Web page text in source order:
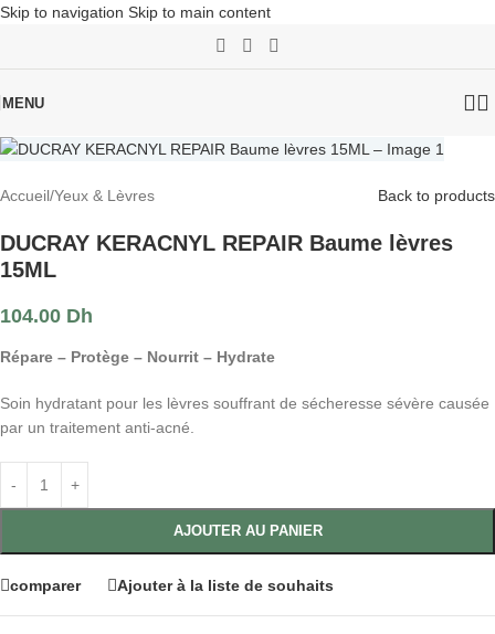
Skip to navigation Skip to main content
MENU
Accueil/Yeux & Lèvres Back to products
DUCRAY KERACNYL REPAIR Baume lèvres
15ML
104.00 Dh
Répare – Protège – Nourrit – Hydrate
Soin hydratant pour les lèvres souffrant de sécheresse sévère causée
par un traitement anti-acné.
AJOUTER AU PANIER
comparer Ajouter à la liste de souhaits